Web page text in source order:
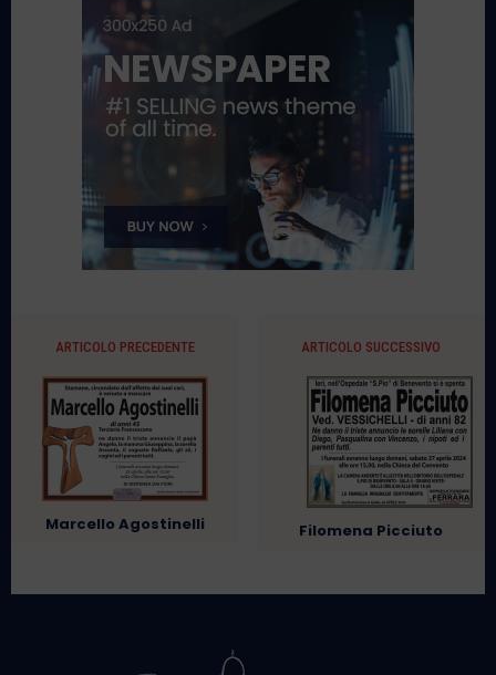
ARTICOLO PRECEDENTE
Marcello Agostinelli
ARTICOLO SUCCESSIVO
Filomena Picciuto